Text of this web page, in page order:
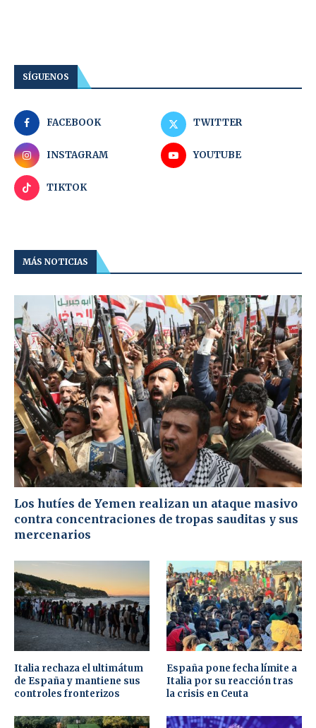
SÍGUENOS
FACEBOOK TWITTER
INSTAGRAM YOUTUBE
TIKTOK
MÁS NOTICIAS
Los hutíes de Yemen realizan un ataque masivo
contra concentraciones de tropas sauditas y sus
mercenarios
Italia rechaza el ultimátum
de España y mantiene sus
controles fronterizos
España pone fecha límite a
Italia por su reacción tras
la crisis en Ceuta